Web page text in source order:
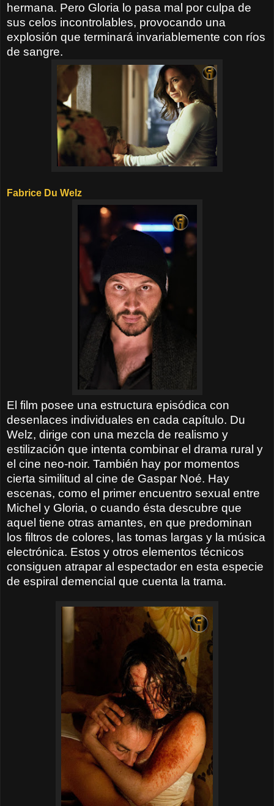
hermana. Pero Gloria lo pasa mal por culpa de
sus celos incontrolables, provocando una
explosión que terminará invariablemente con ríos
de sangre.
Fabrice Du Welz
El film posee una estructura episódica con
desenlaces individuales en cada capítulo. Du
Welz, dirige con una mezcla de realismo y
estilización que intenta combinar el drama rural y
el cine neo-noir. También hay por momentos
cierta similitud al cine de Gaspar Noé. Hay
escenas, como el primer encuentro sexual entre
Michel y Gloria, o cuando ésta descubre que
aquel tiene otras amantes, en que predominan
los filtros de colores, las tomas largas y la música
electrónica. Estos y otros elementos técnicos
consiguen atrapar al espectador en esta especie
de espiral demencial que cuenta la trama.